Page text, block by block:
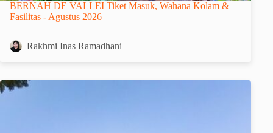
BERNAH DE VALLEI Tiket Masuk, Wahana Kolam &
Fasilitas - Agustus 2026
Rakhmi Inas Ramadhani